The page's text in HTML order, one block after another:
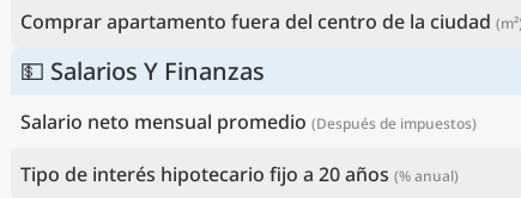
Comprar apartamento fuera del centro de la ciudad
💵 Salarios Y Finanzas
Salario neto mensual promedio (Después de impuestos)
Tipo de interés hipotecario fijo a 20 años (% anual)